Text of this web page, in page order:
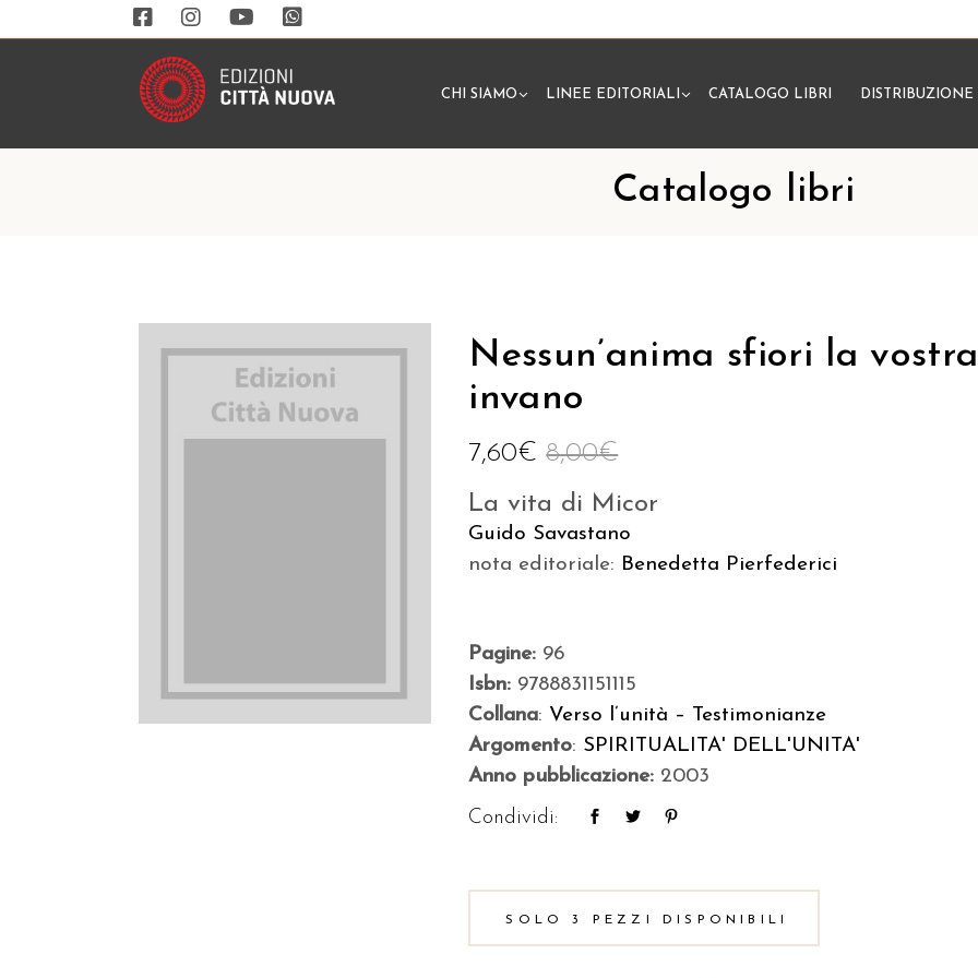
CHI SIAMO LINEE EDITORIALI CATALOGO LIBRI DISTRIBUZIONE
Catalogo libri
Nessun’anima sfiori la vostra
invano
8,00€
7,60€
La vita di Micor
Guido Savastano
nota editoriale: Benedetta Pierfederici
Pagine: 96
Isbn: 9788831151115
Collana: Verso l’unità – Testimonianze
Argomento: SPIRITUALITA' DELL'UNITA'
Anno pubblicazione: 2003
Condividi:
SOLO 3 PEZZI DISPONIBILI